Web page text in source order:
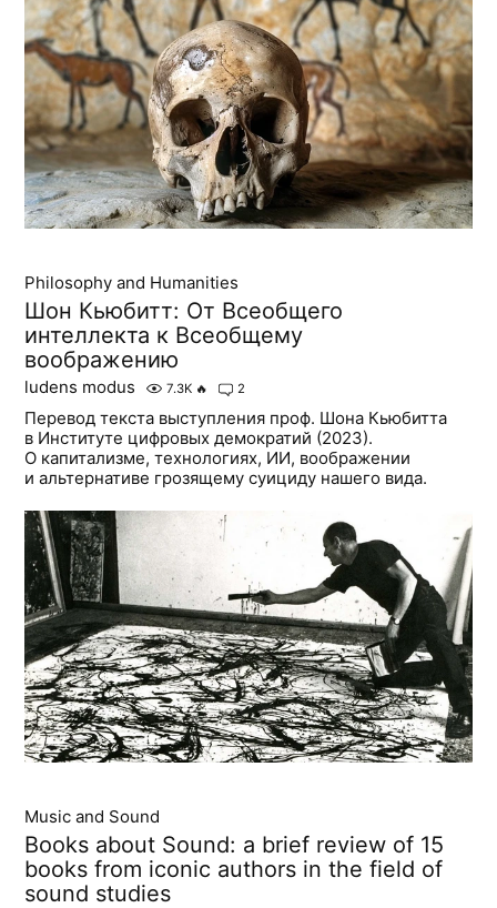
Philosophy and Humanities
Шон Кьюбитт: От Всеобщего
интеллекта к Всеобщему
воображению
ludens modus 7.3K 🔥 2
Перевод текста выступления проф. Шона Кьюбитта
в Институте цифровых демократий (2023).
О капитализме, технологиях, ИИ, воображении
и альтернативе грозящему суициду нашего вида.
Music and Sound
Books about Sound: a brief review of 15
books from iconic authors in the field of
sound studies